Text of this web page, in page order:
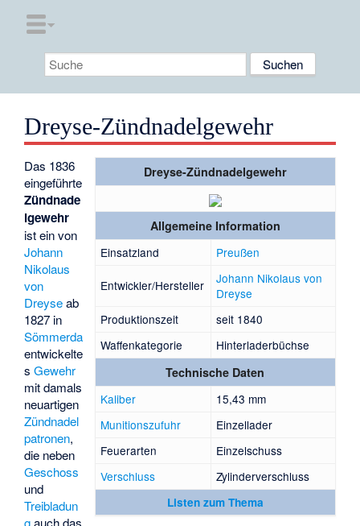
Dreyse-Zündnadelgewehr
Dreyse-Zündnadelgewehr
Allgemeine Information
Einsatzland
Preußen
Entwickler/Hersteller
Johann Nikolaus von
Dreyse
Produktionszeit
seit 1840
Waffenkategorie
Hinterladerbüchse
Technische Daten
Kaliber
15,43 mm
Munitionszufuhr
Einzellader
Feuerarten
Einzelschuss
Verschluss
Zylinderverschluss
Listen zum Thema
Das 1836
eingeführte
Zündnade
lgewehr
ist ein von
Johann
Nikolaus
von
Dreyseab
1827 in
Sömmerda
entwickelte
sGewehr
mit damals
neuartigen
Zündnadel
patronen,
die neben
Geschoss
und
Treibladun